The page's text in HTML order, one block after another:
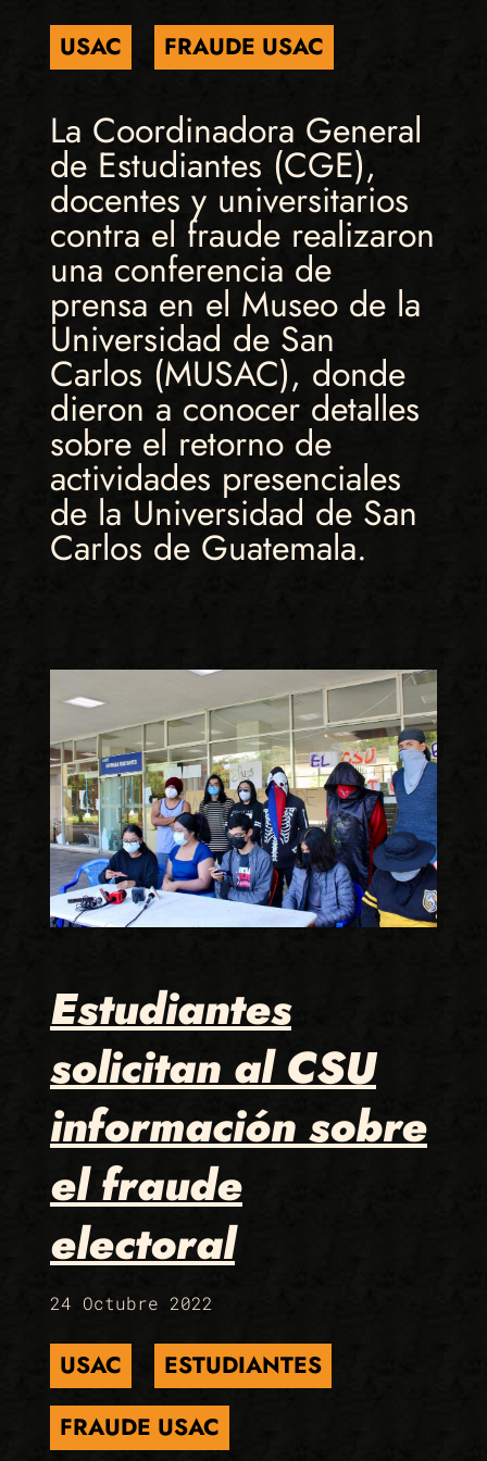
USAC FRAUDE USAC
La Coordinadora General
de Estudiantes (CGE),
docentes y universitarios
contra el fraude realizaron
una conferencia de
prensa en el Museo de la
Universidad de San
Carlos (MUSAC), donde
dieron a conocer detalles
sobre el retorno de
actividades presenciales
de la Universidad de San
Carlos de Guatemala.
Estudiantes
solicitan al CSU
información sobre
el fraude
electoral
24 Octubre 2022
USAC
ESTUDIANTES
FRAUDE USAC